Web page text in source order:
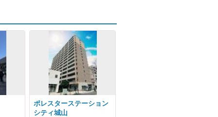
ポレスターステーション
シティ城山